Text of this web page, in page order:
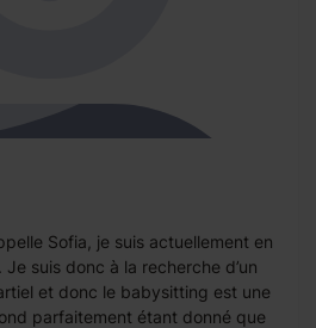
Sofia, je suis actuellement en
suis donc à la recherche d’un
et donc le babysitting est une
parfaitement étant donné que